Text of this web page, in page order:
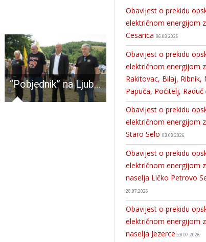
“Pobjednik” na Ljubovu, svjedok hrvatske pobjede u veličanstvenoj Oluji!!! Božić dolazi – najava aktivnosti Udruge Ana u Novalji
Obavijest o prekidu
električnom energijom
Cesarica 06.08.2026
Obavijest o prekidu
električnom energijom
Rakitovac, Bilaj, Ribnik,
Papuča, Počitelj, Raduč
Obavijest o prekidu
električnom energijom
Staro Selo 03.08.2026
Obavijest o prekidu
električnom energijom
naselja Ličko Petrovo
28.07.2026
Obavijest o prekidu
električnom energijom
naselja Jezerce 28.07.2026